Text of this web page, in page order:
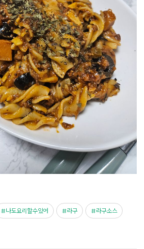
나도요리할수있어 라구 라구소스